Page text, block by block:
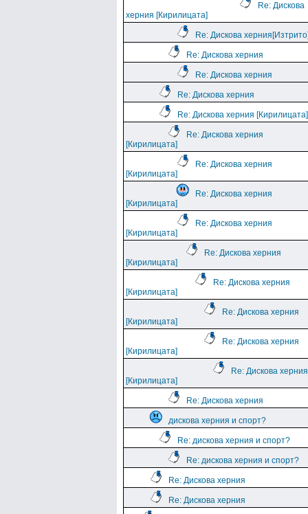
Re: Дискова
херния [Кирилицата]
Re: Дискова
Re: Дискова херния
Re: Дискова херния
Re: Дискова херния
Re: Дискова херния [Кирилицата]
Re: Дискова херния
[Кирилицата]
Re: Дискова херния
[Кирилицата]
Re: Дискова херния
[Кирилицата]
Re: Дискова херния
[Кирилицата]
Re: Дискова херния
[Кирилицата]
Re: Дискова херния
[Кирилицата]
Re: Дискова херния
[Кирилицата]
Re: Дискова херния
[Кирилицата]
Re: Дискова херния
[Кирилицата]
Re: Дискова херния
дискова херния и спорт?
Re: дискова херния и спорт?
Re: дискова херния и спорт?
Re: Дискова херния
Re: Дискова херния